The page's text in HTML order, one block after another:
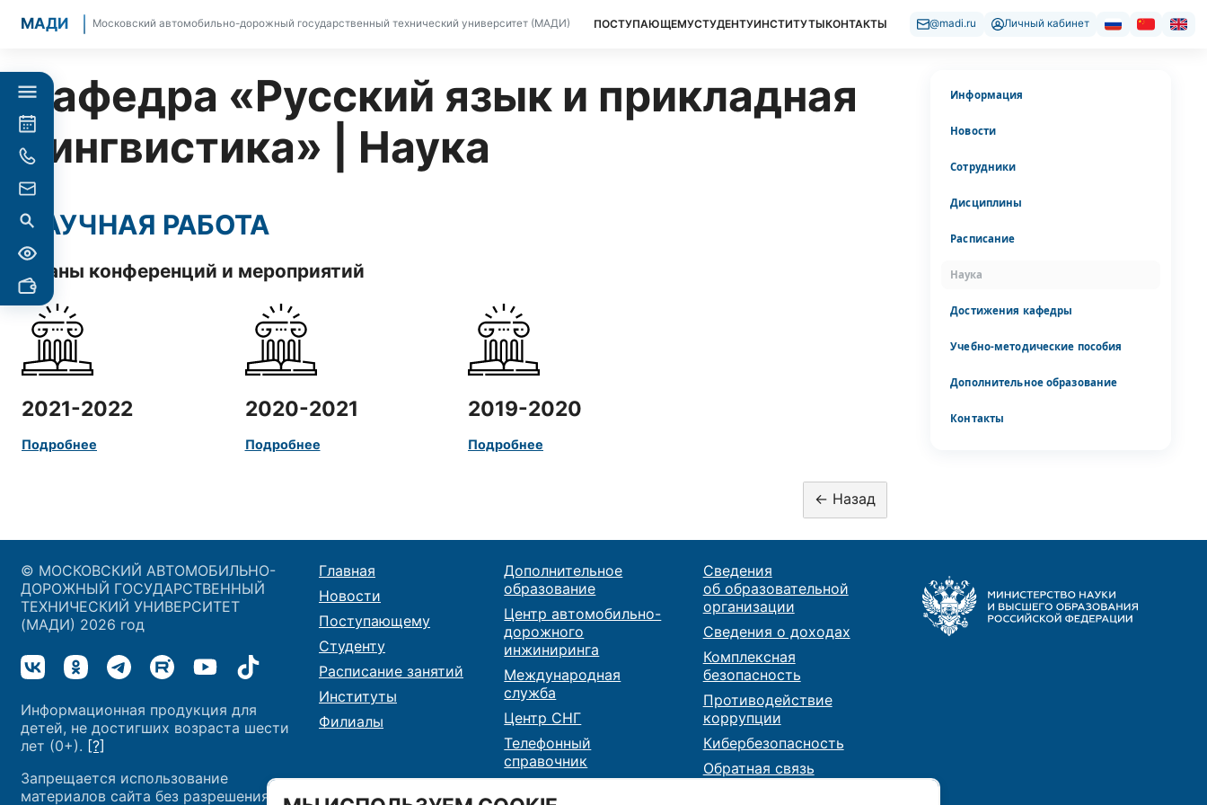
МАДИ Московский автомобильно-дорожный государственный технический университет (МАДИ) ПОСТУПАЮЩЕМУСТУДЕНТУИНСТИТУТЫКОНТАКТЫ @madi.ru Личный кабинет
Кафедра «Русский язык и прикладная
лингвистика» | Наука
НАУЧНАЯ РАБОТА
Планы конференций и мероприятий
2021-2022
Подробнее
2020-2021
Подробнее
2019-2020
Подробнее
Информация
Новости
Сотрудники
Дисциплины
Расписание
Наука
Достижения кафедры
Учебно-методические пособия
Дополнительное образование
Контакты
© МОСКОВСКИЙ АВТОМОБИЛЬНО-
ДОРОЖНЫЙ ГОСУДАРСТВЕННЫЙ
ТЕХНИЧЕСКИЙ УНИВЕРСИТЕТ
(МАДИ) 2026 год
Информационная продукция для
детей, не достигших возраста шести
лет (0+). [?]
Запрещается использование
материалов сайта без разрешения
Главная
Новости
Поступающему
Студенту
Расписание занятий
Институты
Филиалы
Дополнительное
образование
Центр автомобильно-
дорожного
инжиниринга
Международная
служба
Центр СНГ
Телефонный
справочник
Сведения
об образовательной
организации
Сведения о доходах
Комплексная
безопасность
Противодействие
коррупции
Кибербезопасность
Обратная связь